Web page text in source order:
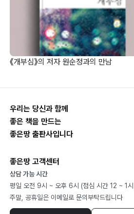
《개부심》의 저자 원순정과의 만남
우리는 당신과 함께
좋은 책을 만드는
좋은땅 출판사입니다
좋은땅 고객센터
상담 가능 시간
평일 오전 9시 ~ 오후 6시 (점심 시간 12 ~ 1
주말, 공휴일은 이메일로 문의부탁드립니다